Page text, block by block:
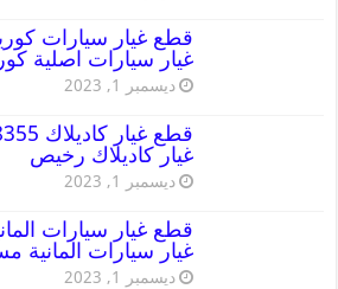
غيار سيارات اصلية
ديسمبر 1, 2023
غيار كاديلاك رخيص
ديسمبر 1, 2023
غيار سيارات المانية
ديسمبر 1, 2023